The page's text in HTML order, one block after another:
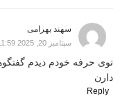
سهند بهرامی
سپتامبر 20, 2025 at 11:59 ب.ظ
توی حرفه خودم دیدم
دارن
Reply